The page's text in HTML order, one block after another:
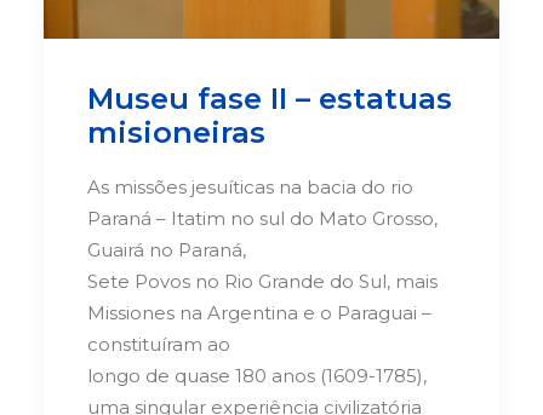
Museu fase II – estatuas
misioneiras
As missões jesuíticas na bacia do rio
Paraná – Itatim no sul do Mato Grosso,
Guairá no Paraná,
Sete Povos no Rio Grande do Sul, mais
Missiones na Argentina e o Paraguai –
constituíram ao
longo de quase 180 anos (1609-1785),
uma singular experiência civilizatória